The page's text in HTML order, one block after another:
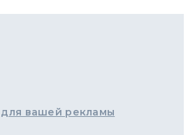
вашей рекламы